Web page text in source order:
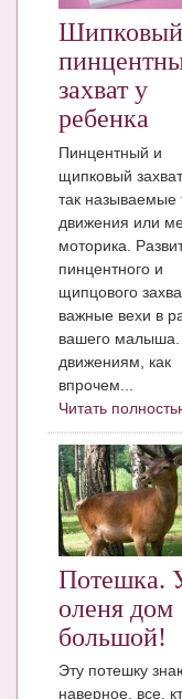
МАМИНА
Энциклопедия
Мамина
СЕРВИСЫ И
Сервис. Оценка
Приложения для
Полезные ссылки
Опросы
НОВОСТИ ЛОПОТУНА
Блог
О проекте
захват у
ребенка
Пинцентный и
щипковый
так называемые
движения или
моторика.
пинцентного и
щипцового
важные вехи в
вашего
движениям, как
впрочем...
Читать
Потешка.
оленя дом
большой!
​Эту потешку
наверное, все,